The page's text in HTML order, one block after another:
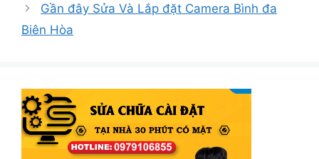
Gần đây Sửa Và Lắp đặt Camera Bình đa
Biên Hòa